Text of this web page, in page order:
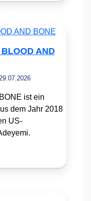
AND
ist ein
dem Jahr 2018
US-